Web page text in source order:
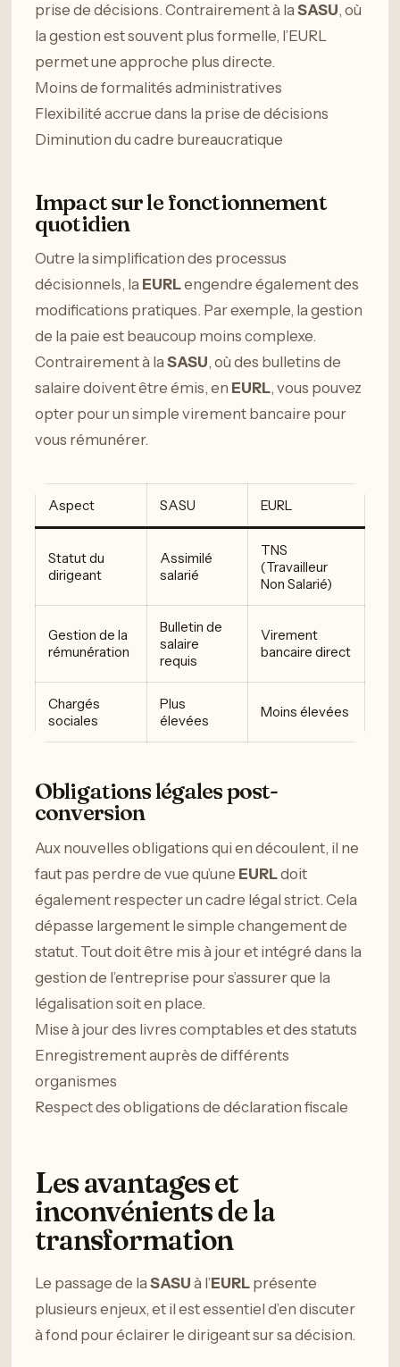
prise de décisions. Contrairement à laSASU, où
la gestion est souvent plus formelle, l’EURL
permet une approche plus directe.
Moins de formalités administratives
Flexibilité accrue dans la prise de décisions
Diminution du cadre bureaucratique
Impact sur le fonctionnement
quotidien
Outre la simplification des processus
décisionnels, la EURLengendre également des
modifications pratiques. Par exemple, la gestion
de la paie est beaucoup moins complexe.
Contrairement à laSASU, où des bulletins de
salaire doivent être émis, en EURL, vous pouvez
opter pour un simple virement bancaire pour
vous rémunérer.
Aspect SASU EURL
Statut du
dirigeant
Assimilé
salarié
TNS
(Travailleur
Non Salarié)
Gestion de la
rémunération
Bulletin de
salaire
requis
Virement
bancaire direct
Chargés
sociales
Plus
élevées
Moins élevées
Obligations légales post-
conversion
Aux nouvelles obligations qui en découlent, il ne
faut pas perdre de vue qu’une EURLdoit
également respecter un cadre légal strict. Cela
dépasse largement le simple changement de
statut. Tout doit être mis à jour et intégré dans la
gestion de l’entreprise pour s’assurer que la
légalisation soit en place.
Mise à jour des livres comptables et des statuts
Enregistrement auprès de différents
organismes
Respect des obligations de déclaration fiscale
Les avantages et
inconvénients de la
transformation
Le passage de laSASU à l’EURL présente
plusieurs enjeux, et il est essentiel d’en discuter
à fond pour éclairer le dirigeant sur sa décision.